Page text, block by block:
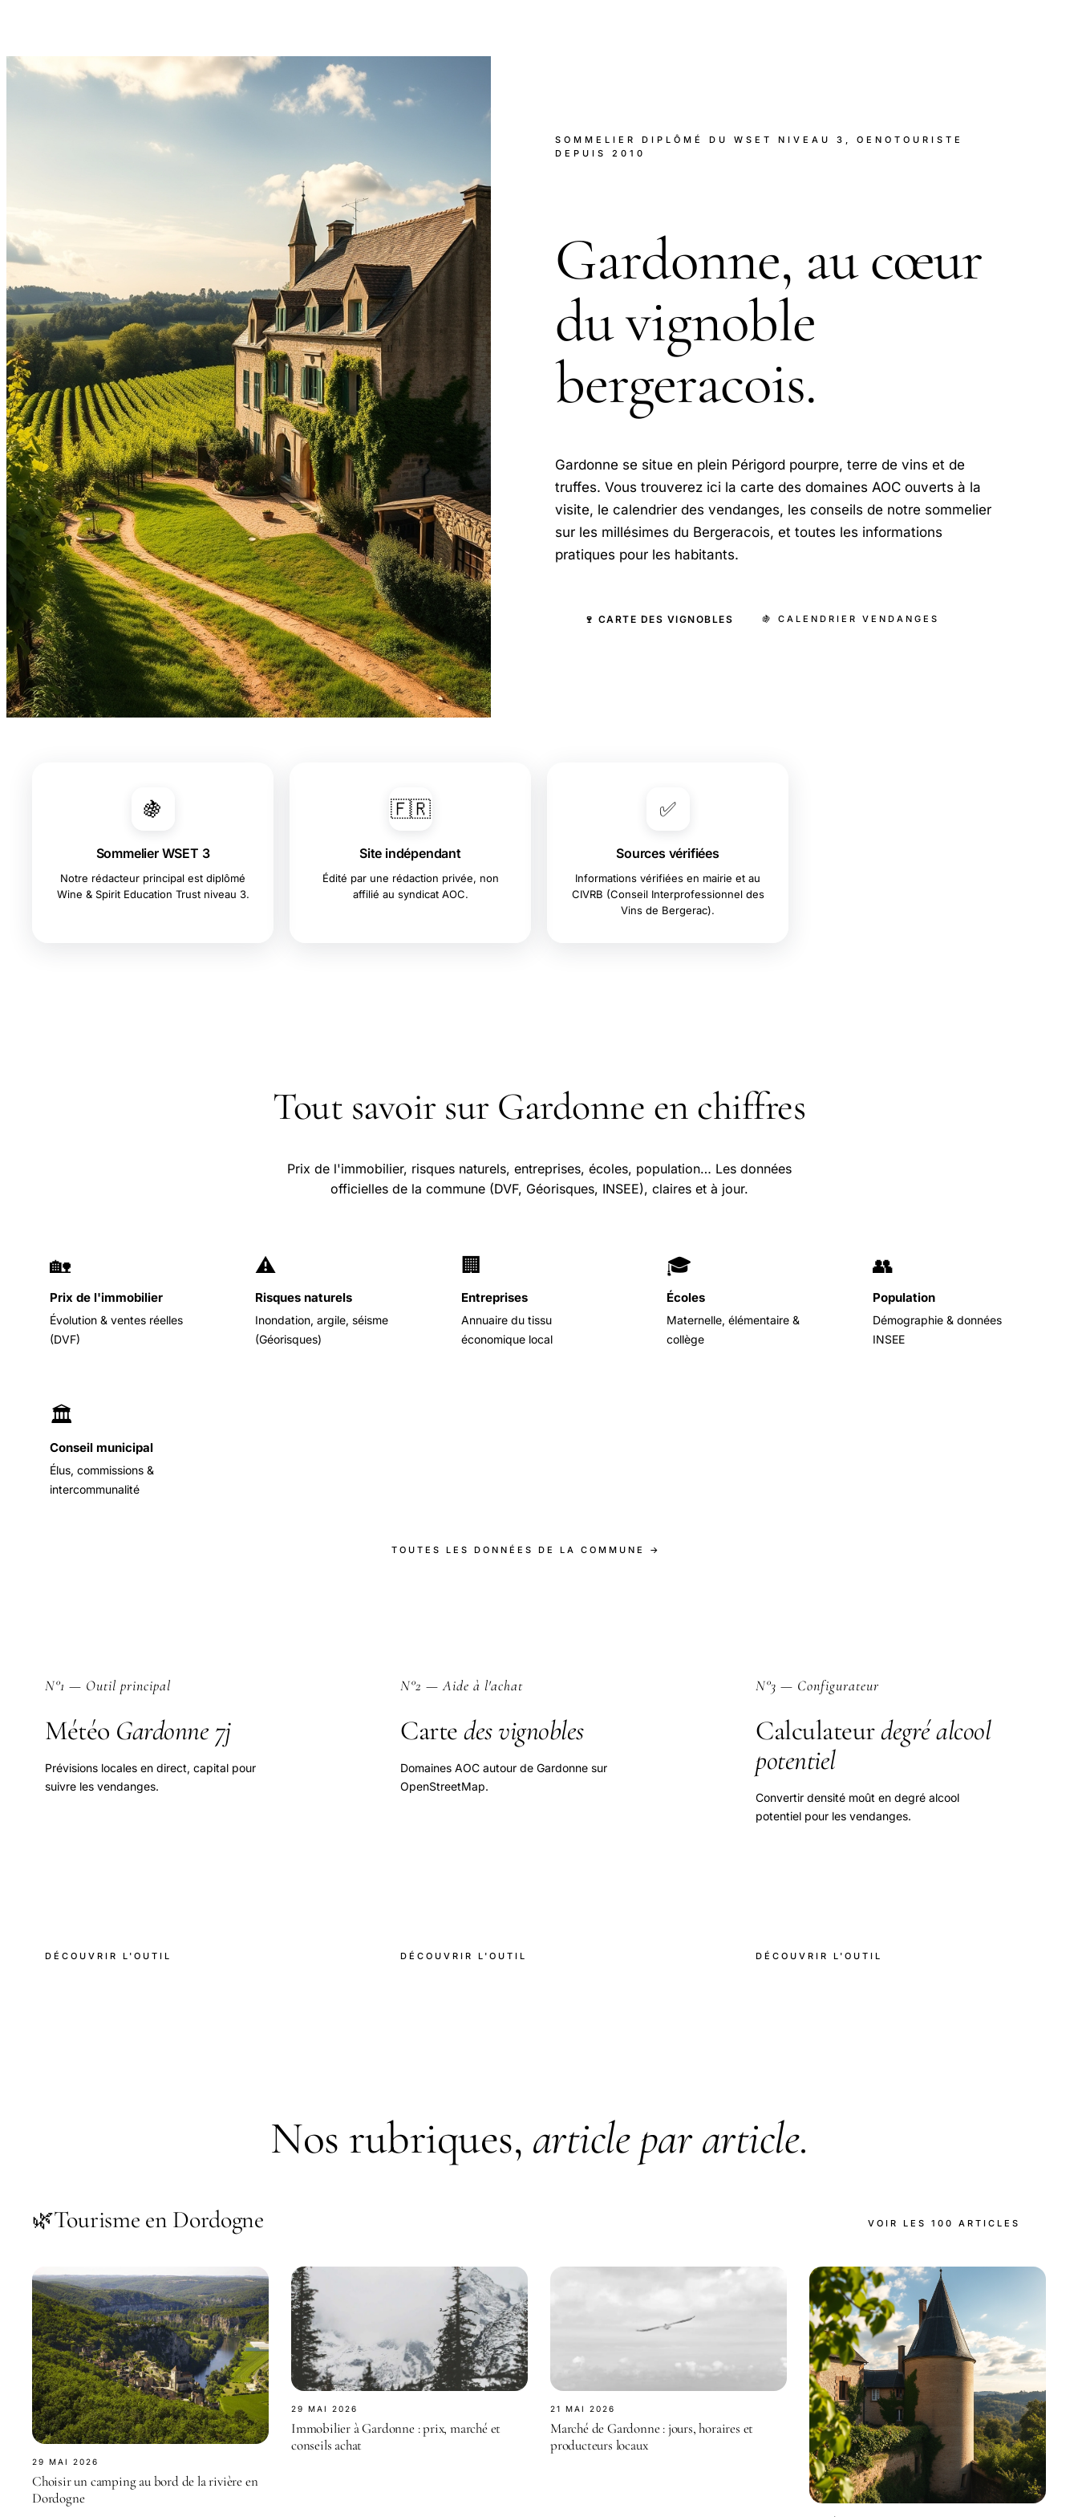
SOMMELIER DIPLÔMÉ DU WSET NIVEAU 3, OENOTOURISTE
DEPUIS 2010
Gardonne, au cœur
du vignoble
bergeracois.
Gardonne se situe en plein Périgord pourpre, terre de vins et de
truffes. Vous trouverez ici la carte des domaines AOC ouverts à la
visite, le calendrier des vendanges, les conseils de notre sommelier
sur les millésimes du Bergeracois, et toutes les informations
pratiques pour les habitants.
🍷 CARTE DES VIGNOBLES 🍇 CALENDRIER VENDANGES
🍇
Sommelier WSET 3
Notre rédacteur principal est diplômé
Wine & Spirit Education Trust niveau 3.
🇫🇷
Site indépendant
Édité par une rédaction privée, non
affilié au syndicat AOC.
✅
Sources vérifiées
Informations vérifiées en mairie et au
CIVRB (Conseil Interprofessionnel des
Vins de Bergerac).
Tout savoir sur Gardonne en chiffres
Prix de l'immobilier, risques naturels, entreprises, écoles, population… Les données
officielles de la commune (DVF, Géorisques, INSEE), claires et à jour.
🏡
Prix de l'immobilier
Évolution & ventes réelles
(DVF)
⚠️
Risques naturels
Inondation, argile, séisme
(Géorisques)
🏢
Entreprises
Annuaire du tissu
économique local
🎓
Écoles
Maternelle, élémentaire &
collège
👥
Population
Démographie & données
INSEE
🏛️
Conseil municipal
Élus, commissions &
intercommunalité
TOUTES LES DONNÉES DE LA COMMUNE →
N°1 — Outil principal
Météo Gardonne 7j
Prévisions locales en direct, capital pour
suivre les vendanges.
DÉCOUVRIR L'OUTIL
N°2 — Aide à l'achat
Cartedes vignobles
Domaines AOC autour de Gardonne sur
OpenStreetMap.
DÉCOUVRIR L'OUTIL
N°3 — Configurateur
Calculateurdegré alcool
potentiel
Convertir densité moût en degré alcool
potentiel pour les vendanges.
DÉCOUVRIR L'OUTIL
Nos rubriques, article par article.
🌿Tourisme en Dordogne VOIR LES 100 ARTICLES
29 MAI 2026
Choisir un camping au bord de la rivière en
Dordogne
29 MAI 2026
Immobilier à Gardonne : prix, marché et
conseils achat
21 MAI 2026
Marché de Gardonne : jours, horaires et
producteurs locaux